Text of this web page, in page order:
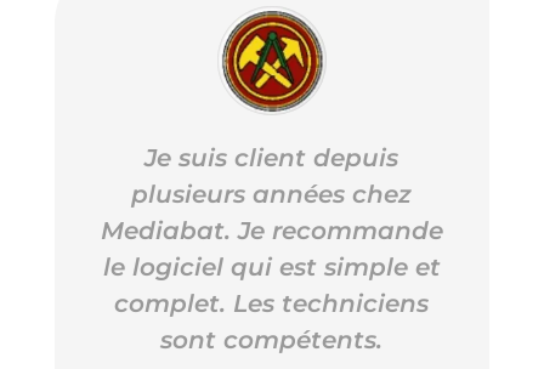
Je suis client depuis
plusieurs années chez
Mediabat.Je recommande
le logiciel qui est simple et
complet. Les techniciens
sont compétents.